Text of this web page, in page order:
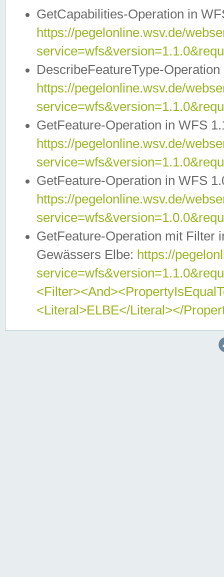
GetCapabilities-Operation in
https://pegelonline.wsv.de/
DescribeFeatureType-
https://pegelonline.wsv.de/
GetFeature-Operation in WFS
https://pegelonline.wsv.de/
GetFeature-Operation in WFS
https://pegelonline.wsv.de/
GetFeature-Operation mit Filter
Gewässers Elbe: https://
<Literal>ELBE</Literal></